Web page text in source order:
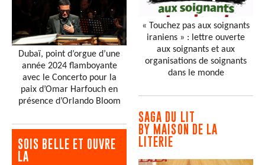
Dubaï, point d’orgue d’une
année 2024 flamboyante
avec le Concerto pour la
paix d’Omar Harfouch en
présence d’Orlando Bloom
SOIS BELLE ET OUVRE
LA
« Touchez pas aux soignants
iraniens » : lettre ouverte
aux soignants et aux
organisations de soignants
dans le monde
SAGA DU LIT
BY MAISON DE LA
LITERIE